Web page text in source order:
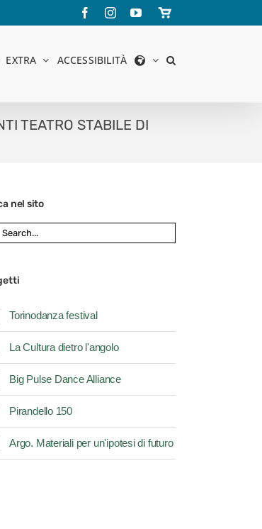
FacebookInstagramYouTube
Store
online
EXTRA ACCESSIBILITÀ
TEATRO STABILE DI
nel sito
Torinodanza festival
La Cultura dietro l'angolo
Big Pulse Dance Alliance
Pirandello 150
Argo. Materiali per un'ipotesi di futuro